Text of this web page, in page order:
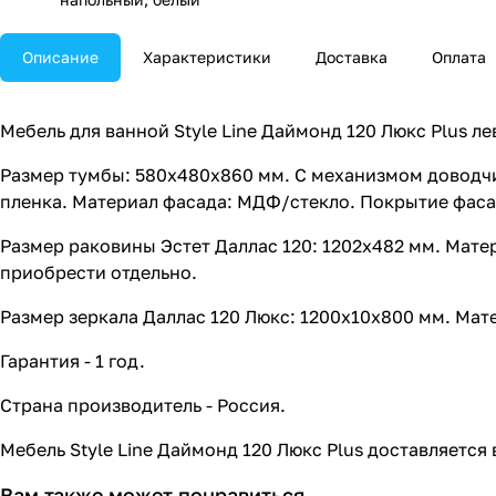
Описание Характеристики Доставка Оплата
Мебель для ванной Style Line Даймонд 120 Люкс Plus
Размер тумбы: 580x480x860 мм. С механизмом
пленка. Материал фасада: МДФ/стекло. Покрытие
Размер раковины Эстет Даллас 120: 1202x482 мм.
приобрести отдельно.
Размер зеркала Даллас 120 Люкс: 1200x10x800 мм.
Гарантия - 1 год.
Страна производитель - Россия.
Мебель Style Line Даймонд 120 Люкс Plus